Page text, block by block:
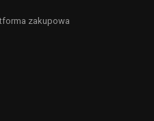
zakupowa